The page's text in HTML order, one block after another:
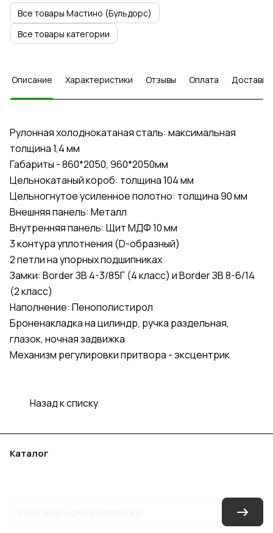
Все товары Мастино (Бульдорс)
Все товары категории
Описание Характеристики Отзывы Оплата Доставка
Рулонная холоднокатаная сталь: максимальная
толщина 1,4 мм
Габариты - 860*2050, 960*2050мм
Цельнокатаный короб: толщина 104 мм
Цельногнутое усиленное полотно: толщина 90 мм
Внешняя панель: Металл
Внутренняя панель: Щит МДФ 10 мм
3 контура уплотнения (D-образный)
2 петли на упорных подшипниках
Замки: Border ЗВ 4-3/85Г (4 класс) и Border ЗВ 8-6/14
(2 класс)
Наполнение: Пенополистирол
Броненакладка на цилиндр, ручка раздельная,
глазок, ночная задвижка
Механизм регулировки притвора - эксцентрик
Назад к списку
Каталог